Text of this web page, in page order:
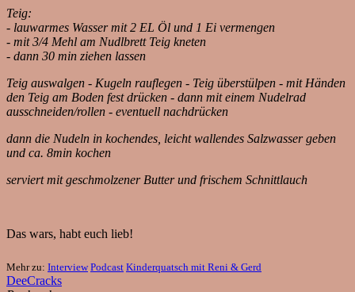
Teig:
- lauwarmes Wasser mit 2 EL Öl und 1 Ei vermengen
- mit 3/4 Mehl am Nudlbrett Teig kneten
- dann 30 min ziehen lassen
Teig auswalgen - Kugeln rauflegen - Teig überstülpen - mit Händen
den Teig am Boden fest drücken - dann mit einem Nudelrad
ausschneiden/rollen - eventuell nachdrücken
dann die Nudeln in kochendes, leicht wallendes Salzwasser geben
und ca. 8min kochen
serviert mit geschmolzener Butter und frischem Schnittlauch
Das wars, habt euch lieb!
Mehr zu: Interview Podcast Kinderquatsch mit Reni & Gerd
DeeCracks